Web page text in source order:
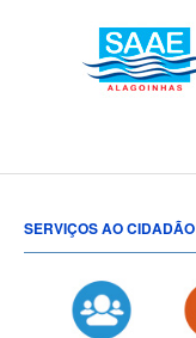
SERVIÇOS AO CIDADÃO